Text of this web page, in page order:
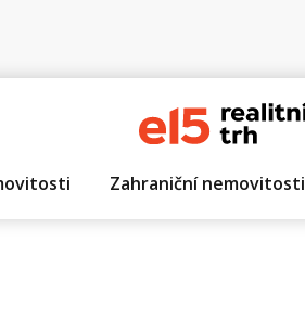
Zahraniční nemovitosti